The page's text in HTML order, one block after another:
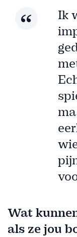
Ik
Wat
als ze jou